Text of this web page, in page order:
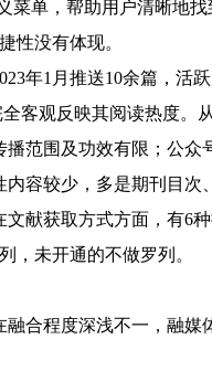
菜单，帮助用户清晰地
性没有体现。
年1月推送10余篇，活
客观反映其阅读热度。
范围及功效有限；公众
容较少，多是期刊目次
献获取方式方面，有6
，未开通的不做罗列。
合程度深浅不一，融媒